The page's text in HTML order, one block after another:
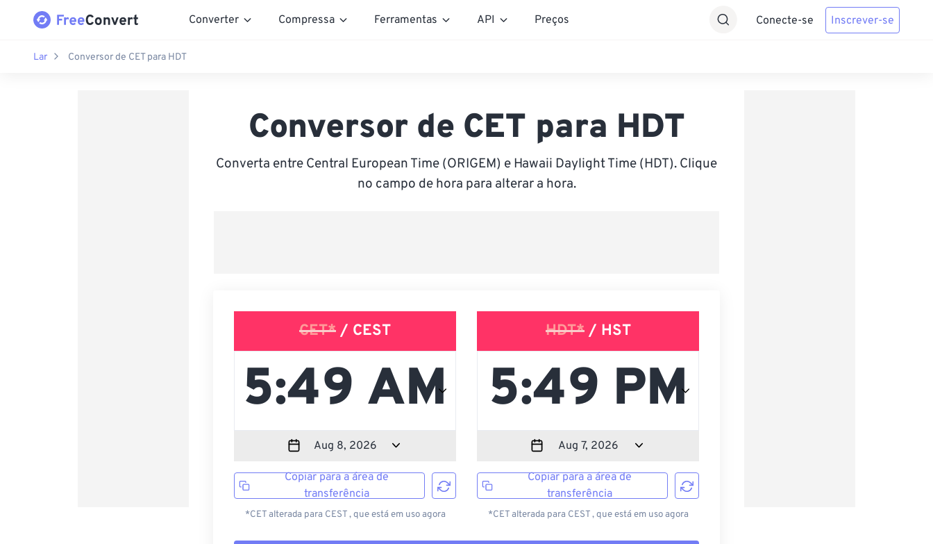
Converter Compressa Ferramentas API Preços Conecte-se Inscrever-se
Lar Conversor de CET para HDT
Conversor de CET para HDT
Converta entre Central European Time (ORIGEM) e Hawaii Daylight Time (HDT). Clique
no campo de hora para alterar a hora.
CET* / CEST
Copiar para a área de
transferência
*CET alterada para CEST , que está em uso agora
HDT*/ HST
Copiar para a área de
transferência
*CET alterada para CEST , que está em uso agora